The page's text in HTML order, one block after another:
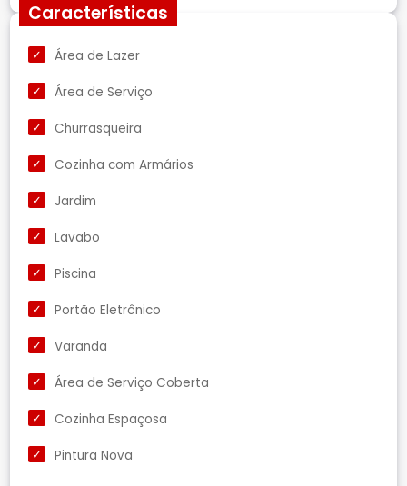
Características
Área de Lazer
Área de Serviço
Churrasqueira
Cozinha com Armários
Jardim
Lavabo
Piscina
Portão Eletrônico
Varanda
Área de Serviço Coberta
Cozinha Espaçosa
Pintura Nova